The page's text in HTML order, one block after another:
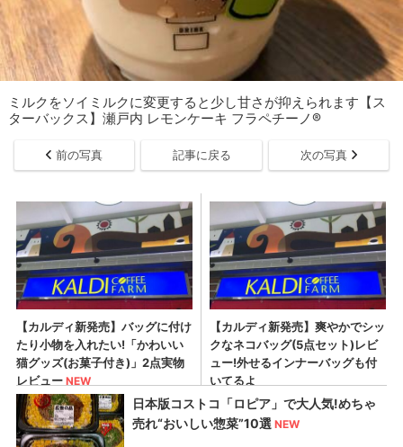
ミルクをソイミルクに変更すると少し甘さが抑えられます【ス
ターバックス】瀬戸内 レモンケーキ フラペチーノ®
前の写真 記事に戻る 次の写真